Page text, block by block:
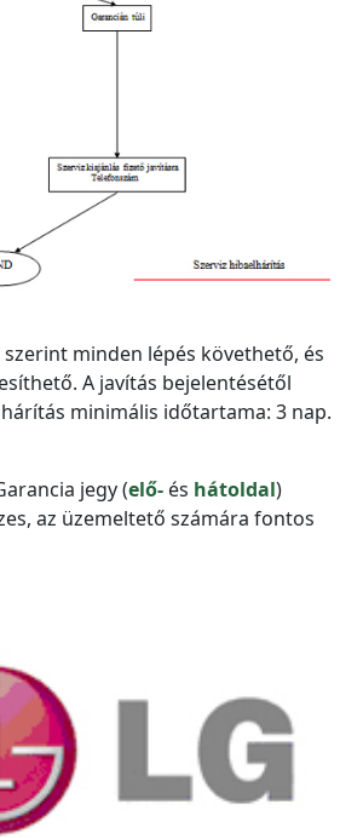
minden lépés követhető, és
A javítás bejelentésétől
minimális időtartama: 3 nap.
jegy (elő- és hátoldal)
az üzemeltető számára fontos